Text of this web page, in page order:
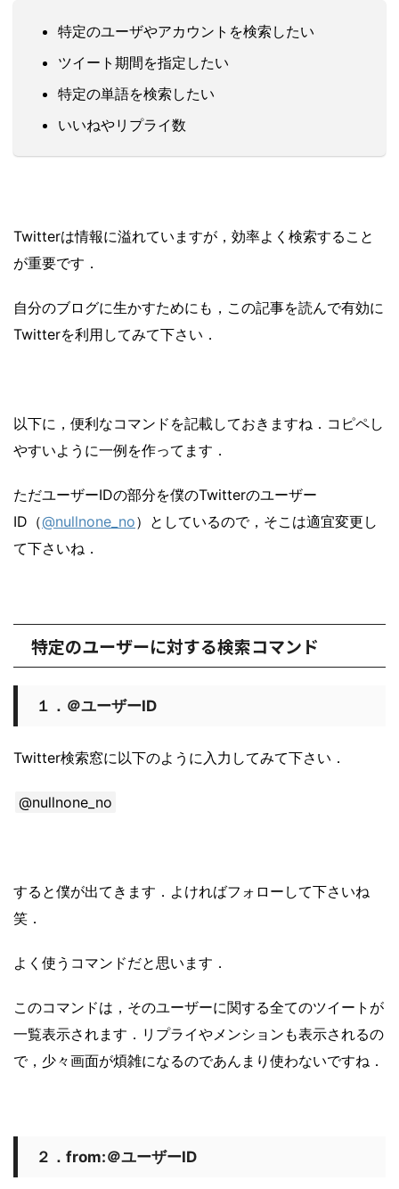
特定のユーザやアカウントを検索したい
ツイート期間を指定したい
特定の単語を検索したい
いいねやリプライ数
Twitterは情報に溢れていますが，効率よく検索すること
が重要です．
自分のブログに生かすためにも，この記事を読んで有効に
Twitterを利用してみて下さい．
以下に，便利なコマンドを記載しておきますね．コピペし
やすいように一例を作ってます．
ただユーザーIDの部分を僕のTwitterのユーザー
ID（@nullnone_no）としているので，そこは適宜変更し
て下さいね．
特定のユーザーに対する検索コマンド
１．＠ユーザーID
Twitter検索窓に以下のように入力してみて下さい．
@nullnone_no
すると僕が出てきます．よければフォローして下さいね
笑．
よく使うコマンドだと思います．
このコマンドは，そのユーザーに関する全てのツイートが
一覧表示されます．リプライやメンションも表示されるの
で，少々画面が煩雑になるのであんまり使わないですね．
２．from:＠ユーザーID